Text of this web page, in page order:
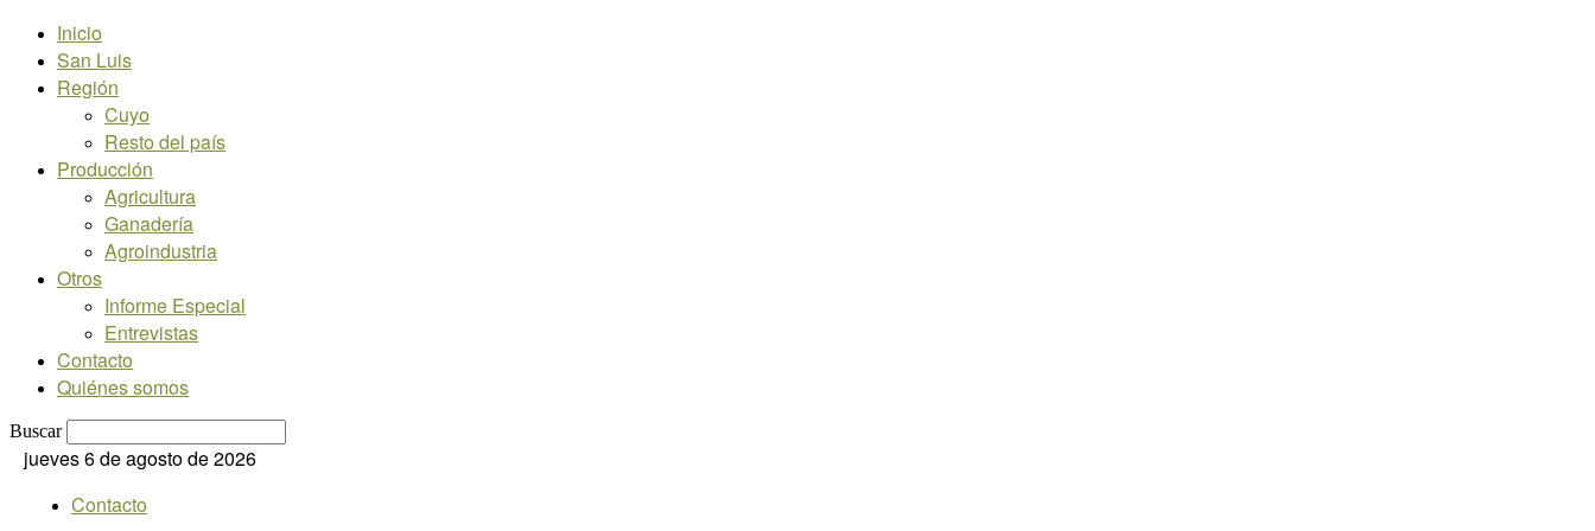
Inicio
San Luis
Región
Cuyo
Resto del país
Producción
Agricultura
Ganadería
Agroindustria
Otros
Informe Especial
Entrevistas
Contacto
Quiénes somos
Buscar
jueves 6 de agosto de 2026
Contacto